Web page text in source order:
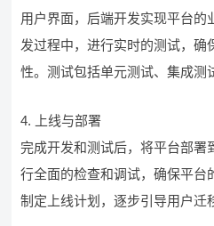
用户界面，后端开发实现平台的
发过程中，进行实时的测试，确
性。测试包括单元测试、集成测
4. 上线与部署
完成开发和测试后，将平台部署
行全面的检查和调试，确保平台
制定上线计划，逐步引导用户迁